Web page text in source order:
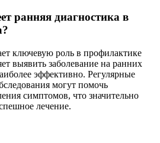
ранняя диагностика в
ключевую роль в профилактике
выявить заболевание на ранних
эффективно. Регулярные
могут помочь
симптомов, что значительно
лечение.